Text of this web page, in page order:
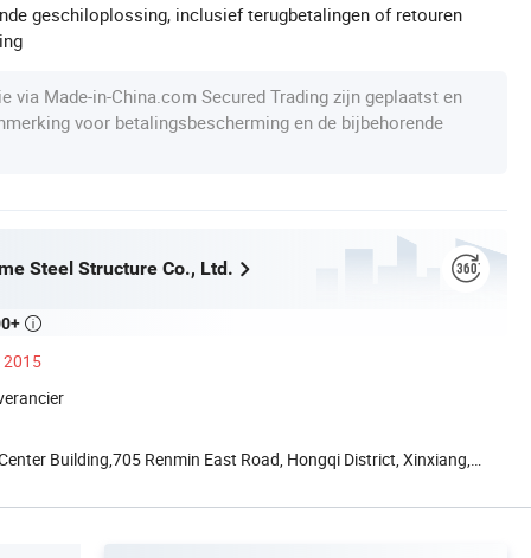
geschiloplossing, inclusief terugbetalingen of retouren
via Made-in-China.com Secured Trading zijn geplaatst en
voor betalingsbescherming en de bijbehorende
Steel Structure Co., Ltd.

2015
Building,705 Renmin East Road, Hongqi District, Xinxiang,